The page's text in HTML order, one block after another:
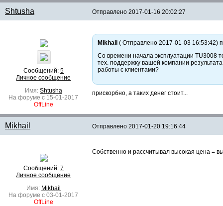
Shtusha Отправлено 2017-01-16 20:02:27
Сообщений: 5
Личное сообщение
Имя: Shtusha
На форуме с 15-01-2017
OffLine
Mikhail ( Отправлено 2017-01-03 16:53:42)
Со времени начала эксплуатации TU3008
тех. поддержку вашей компании
работы с клиентами?
прискорбно, а таких денег стоит...
Mikhail Отправлено 2017-01-20 19:16:44
Сообщений: 7
Личное сообщение
Имя: Mikhail
На форуме с 03-01-2017
OffLine
Собственно и рассчитывал высокая цена =